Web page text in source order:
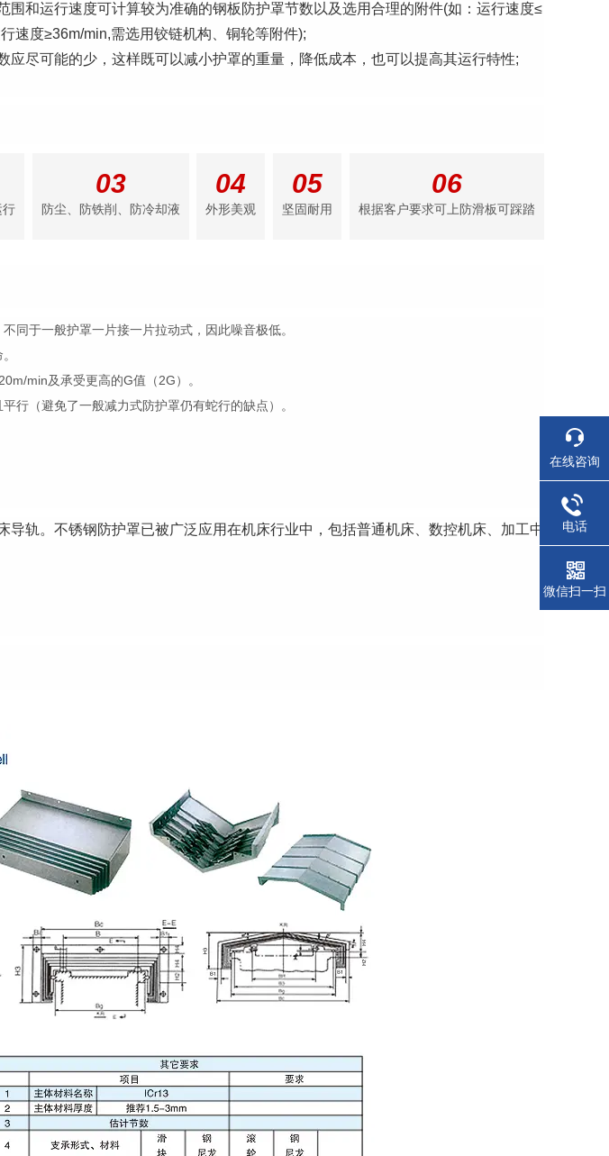
围和运行速度可计算较为准确的钢板防护罩节数以及选用合理的附件(如：运行速度≤
速度≥36m/min,需选用铰链机构、铜轮等附件);
应尽可能的少，这样既可以减小护罩的重量，降低成本，也可以提高其运行特性;
行
03
防尘、防铁削、防冷却液
04
外形美观
05
坚固耐用
06
根据客户要求可上防滑板可踩踏
同于一般护罩一片接一片拉动式，因此噪音极低。
min及承受更高的G值（2G）。
行（避免了一般减力式防护罩仍有蛇行的缺点）。
导轨。不锈钢防护罩已被广泛应用在机床行业中，包括普通机床、数控机床、加工中
在线咨询
电话
微信扫一扫